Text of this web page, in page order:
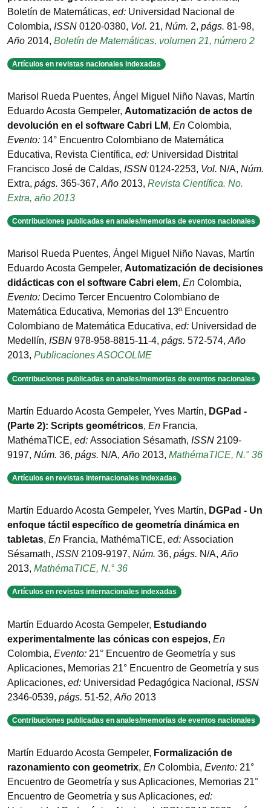
Boletín de Matemáticas, ed: Universidad Nacional de
Colombia, ISSN 0120-0380, Vol. 21, Núm. 2, págs. 81-98,
Año 2014, Boletín de Matemáticas, volumen 21, número 2
Artículos en revistas nacionales indexadas
Marisol Rueda Puentes, Ángel Miguel Niño Navas, Martín
Eduardo Acosta Gempeler, Automatización de actos de
devolución en el software Cabri LM, En Colombia,
Evento: 14° Encuentro Colombiano de Matemática
Educativa, Revista Científica, ed: Universidad Distrital
Francisco José de Caldas, ISSN 0124-2253, Vol. N/A, Núm.
Extra, págs. 365-367, Año 2013, Revista Científica. No.
Extra, año 2013
Contribuciones publicadas en anales/memorias de eventos nacionales
Marisol Rueda Puentes, Ángel Miguel Niño Navas, Martín
Eduardo Acosta Gempeler, Automatización de decisiones
didácticas con el software Cabri elem, En Colombia,
Evento: Decimo Tercer Encuentro Colombiano de
Matemática Educativa, Memorias del 13º Encuentro
Colombiano de Matemática Educativa, ed: Universidad de
Medellín, ISBN 978-958-8815-11-4, págs. 572-574,Año
2013, Publicaciones ASOCOLME
Contribuciones publicadas en anales/memorias de eventos nacionales
Martín Eduardo Acosta Gempeler, Yves Martín, DGPad -
(Parte 2): Scripts geométricos, En Francia,
MathémaTICE, ed: Association Sésamath, ISSN 2109-
9197, Núm. 36, págs. N/A, Año 2013, MathémaTICE, N.° 36
Artículos en revistas internacionales indexadas
Martín Eduardo Acosta Gempeler, Yves Martín, DGPad - Un
enfoque táctil específico de geometría dinámica en
tabletas, En Francia, MathémaTICE, ed: Association
Sésamath, ISSN 2109-9197, Núm. 36, págs. N/A, Año
2013, MathémaTICE, N.° 36
Artículos en revistas internacionales indexadas
Martín Eduardo Acosta Gempeler, Estudiando
experimentalmente las cónicas con espejos, En
Colombia, Evento: 21° Encuentro de Geometría y sus
Aplicaciones, Memorias 21° Encuentro de Geometría y sus
Aplicaciones, ed: Universidad Pedagógica Nacional , ISSN
2346-0539, págs. 51-52, Año 2013
Contribuciones publicadas en anales/memorias de eventos nacionales
Martín Eduardo Acosta Gempeler, Formalización de
razonamiento con geometrix, En Colombia, Evento: 21°
Encuentro de Geometría y sus Aplicaciones, Memorias 21°
Encuentro de Geometría y sus Aplicaciones, ed: